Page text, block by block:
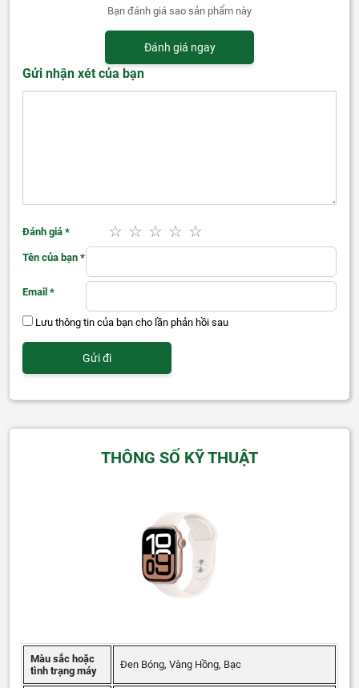
Bạn đánh giá sao sản phẩm này
Đánh giá ngay
Gửi nhận xét của bạn
Đánh giá *
Tên của bạn *
Email *
Lưu thông tin của bạn cho lần phản hồi sau
THÔNG SỐ KỸ THUẬT
Màu sắc hoặc
tình trạng máy
Đen Bóng, Vàng Hồng, Bạc